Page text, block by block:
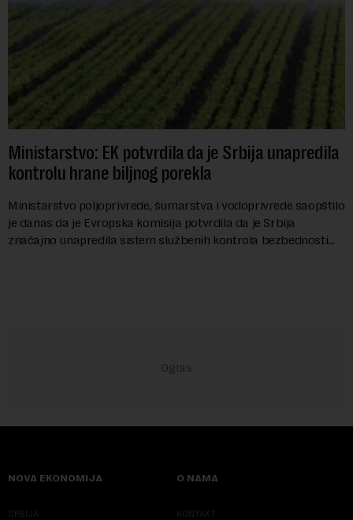
Ministarstvo: EK potvrdila da je Srbija unapredila
kontrolu hrane biljnog porekla
Ministarstvo poljoprivrede, šumarstva i vodoprivrede saopštilo
je danas da je Evropska komisija potvrdila da je Srbija
značajno unapredila sistem službenih kontrola bezbednosti
NOVA EKONOMIJA
SRBIJA
O NAMA
KONTAKT